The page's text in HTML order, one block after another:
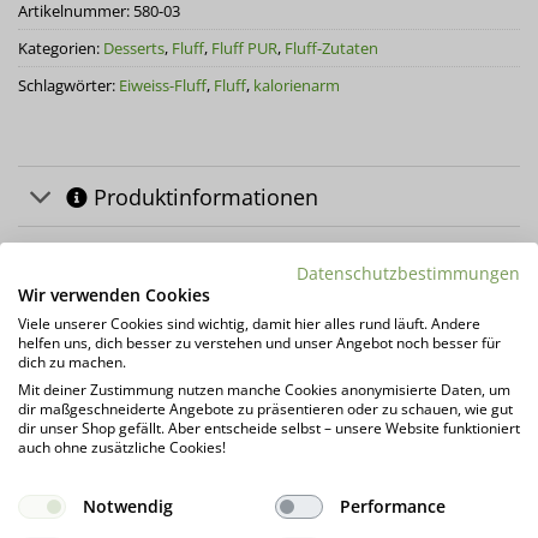
Artikelnummer: 580-03
Kategorien: Desserts, Fluff, Fluff PUR, Fluff-Zutaten
Schlagwörter: Eiweiss-Fluff, Fluff, kalorienarm
Produktinformationen
Über uns
Herstellerinformation
Kundenrezensionen (78)
DAS KÖNNTE DIR AUCH GEFALLEN …
Datenschutzbestimmungen
Wir verwenden Cookies
Viele unserer Cookies sind wichtig, damit hier alles rund läuft. Andere
helfen uns, dich besser zu verstehen und unser Angebot noch besser für
dich zu machen.
Mit deiner Zustimmung nutzen manche Cookies anonymisierte Daten, um
dir maßgeschneiderte Angebote zu präsentieren oder zu schauen, wie gut
dir unser Shop gefällt. Aber entscheide selbst – unsere Website funktioniert
auch ohne zusätzliche Cookies!
Notwendig
Performance